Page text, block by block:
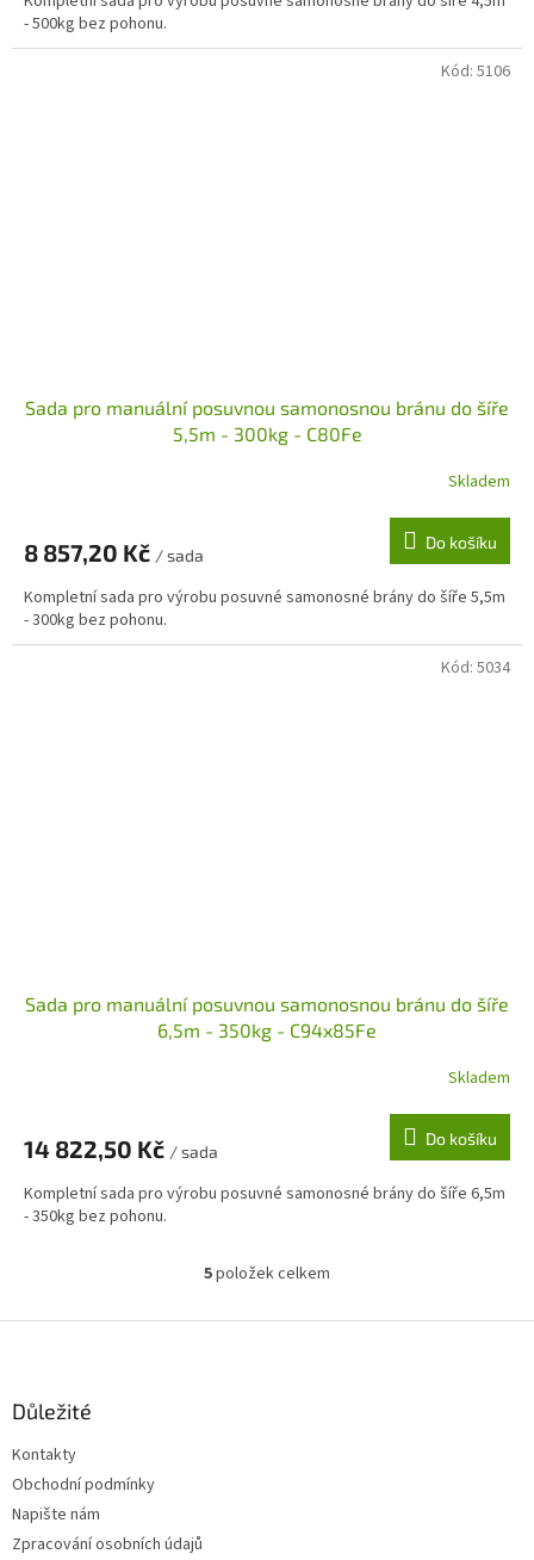
- 500kg bez pohonu.
Sada pro manuální posuvnou samonosnou bránu do šíře
5,5m - 300kg - C80Fe
Skladem
8 857,20 Kč / sada
Do košíku
Kompletní sada pro výrobu posuvné samonosné brány do šíře 5,5m
- 300kg bez pohonu.
Kód: 5106
Sada pro manuální posuvnou samonosnou bránu do šíře
6,5m - 350kg - C94x85Fe
Skladem
14 822,50 Kč / sada
Do košíku
Kompletní sada pro výrobu posuvné samonosné brány do šíře 6,5m
- 350kg bez pohonu.
Kód: 5034
O
l
5položek celkem
Důležité
Kontakty
Obchodní podmínky
Napište nám
Zpracování osobních údajů